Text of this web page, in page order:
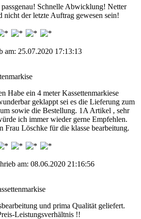
Schnelle Abwicklung! Netter
nicht der letzte Auftrag gewesen sein!
am: 25.07.2020 17:13:13
Habe ein 4 meter Kassettenmarkiese
geklappt sei es die Lieferung zum
sowie die Bestellung. 1A Artikel , sehr
ich immer wieder gerne Empfehlen.
Frau Löschke für die klasse bearbeitung.
am: 08.06.2020 21:16:56
und prima Qualität geliefert.
Leistungsverhältnis !!